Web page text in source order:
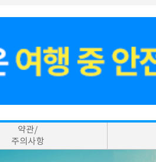
약관/
주의사항